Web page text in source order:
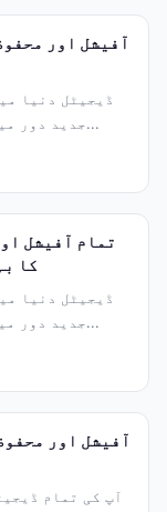
جدید دور میں اسمارٹ فون اور کمپیوٹر ہماری زندگی...
کا
جدید دور میں اسمارٹ فون اور کمپیوٹر ہماری زندگی...